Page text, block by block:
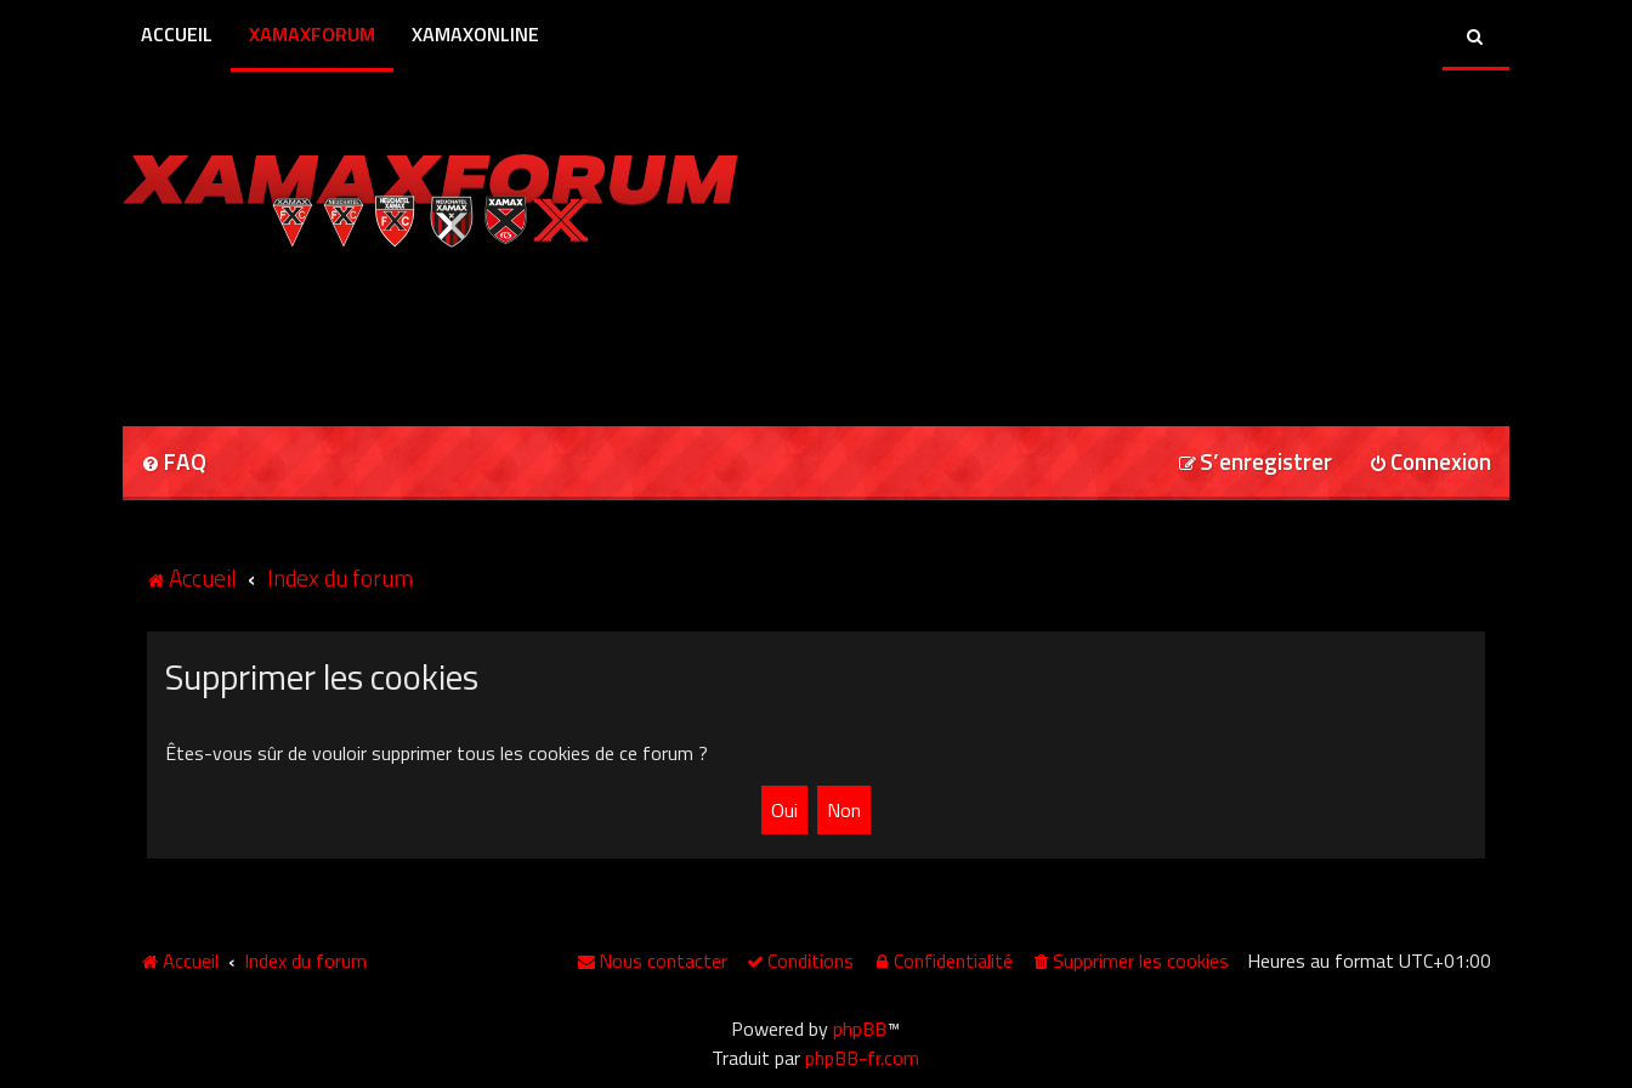
ACCUEIL XAMAXFORUM XAMAXONLINE
FAQ Connexion
S’enregistrer
Accueil Index du forum
Supprimer les cookies
Êtes-vous sûr de vouloir supprimer tous les cookies de ce forum ?
Accueil Index du forum Heures au formatUTC+01:00
Supprimer les cookies
Confidentialité
Conditions
Nous contacter
Powered byphpBB™
Traduit parphpBB-fr.com